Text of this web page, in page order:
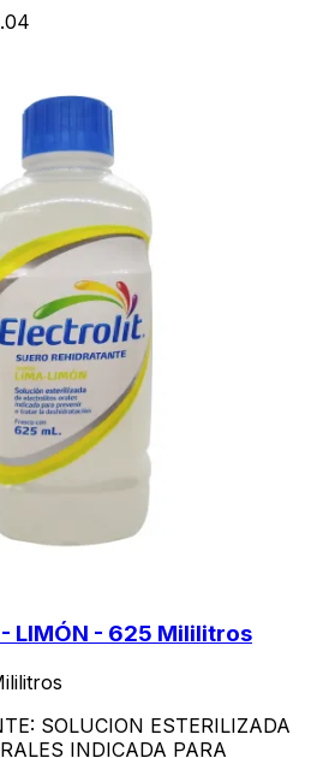
- LIMÓN - 625 Mililitros
SOLUCION ESTERILIZADA
INDICADA PARA